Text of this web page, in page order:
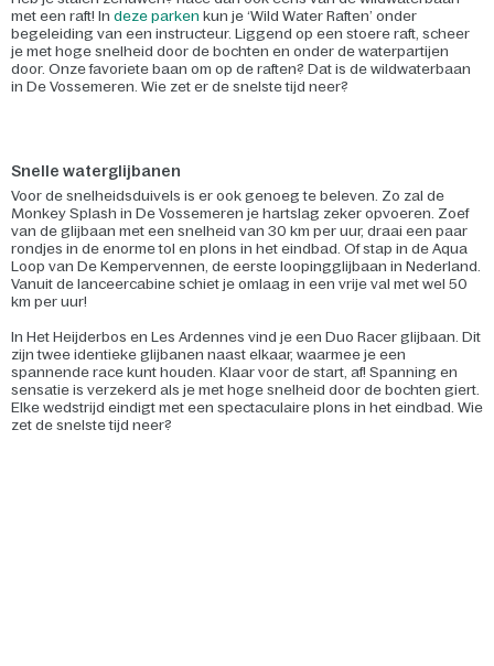
met een raft! In deze parken kun je ‘Wild Water Raften’ onder
begeleiding van een instructeur. Liggend op een stoere raft, scheer
je met hoge snelheid door de bochten en onder de waterpartijen
door. Onze favoriete baan om op de raften? Dat is de wildwaterbaan
in De Vossemeren. Wie zet er de snelste tijd neer?
Snelle waterglijbanen
Voor de snelheidsduivels is er ook genoeg te beleven. Zo zal de
Monkey Splash in De Vossemeren je hartslag zeker opvoeren. Zoef
van de glijbaan met een snelheid van 30 km per uur, draai een paar
rondjes in de enorme tol en plons in het eindbad. Of stap in de Aqua
Loop van De Kempervennen, de eerste loopingglijbaan in Nederland.
Vanuit de lanceercabine schiet je omlaag in een vrije val met wel 50
km per uur!
In Het Heijderbos en Les Ardennes vind je een Duo Racer glijbaan. Dit
zijn twee identieke glijbanen naast elkaar, waarmee je een
spannende race kunt houden. Klaar voor de start, af! Spanning en
sensatie is verzekerd als je met hoge snelheid door de bochten giert.
Elke wedstrijd eindigt met een spectaculaire plons in het eindbad. Wie
zet de snelste tijd neer?